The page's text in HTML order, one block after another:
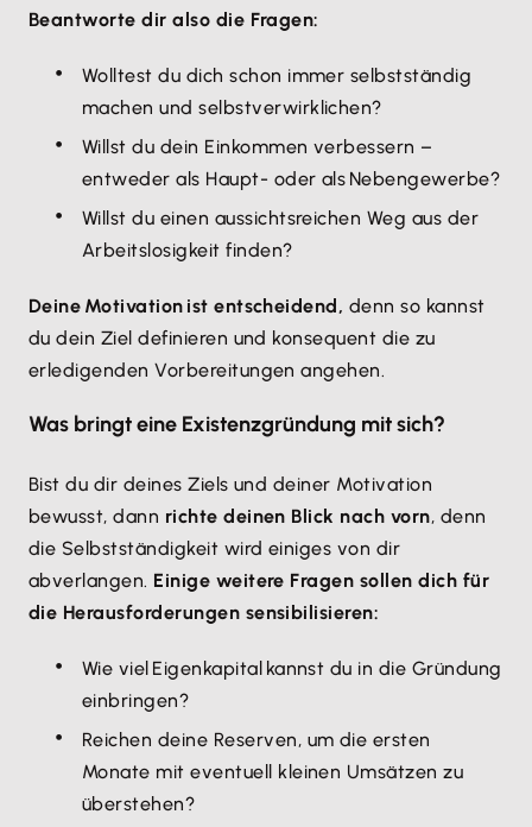
Beantworte dir also die Fragen:
Wolltest du dich schon immer selbstständig
machen und selbstverwirklichen?
Willst du dein Einkommen verbessern –
entweder als Haupt- oder als Nebengewerbe?
Willst du einen aussichtsreichen Weg aus der
Arbeitslosigkeit finden?
Deine Motivation ist entscheidend, denn so kannst
du dein Ziel definieren und konsequent die zu
erledigenden Vorbereitungen angehen.
Was bringt eine Existenzgründung mit sich?
Bist du dir deines Ziels und deiner Motivation
bewusst, dann richte deinen Blick nach vorn, denn
die Selbstständigkeit wird einiges von dir
abverlangen. Einige weitere Fragen sollen dich für
die Herausforderungen sensibilisieren:
Wie viel Eigenkapital kannst du in die Gründung
einbringen?
Reichen deine Reserven, um die ersten
Monate mit eventuell kleinen Umsätzen zu
überstehen?